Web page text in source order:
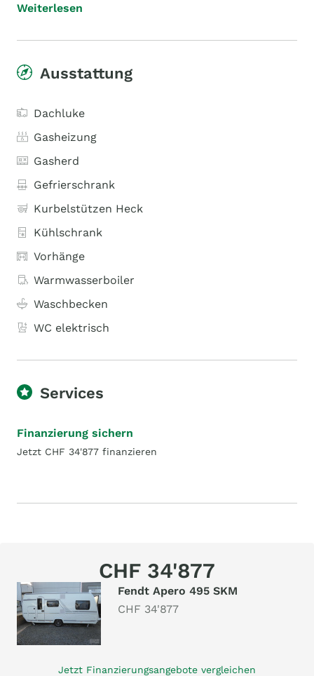
Weiterlesen
Ausstattung
Dachluke
Gasheizung
Gasherd
Gefrierschrank
Kurbelstützen Heck
Kühlschrank
Vorhänge
Warmwasserboiler
Waschbecken
WC elektrisch
Services
Finanzierung sichern
Jetzt CHF 34'877 finanzieren
CHF 34'877
Fendt Apero 495 SKM
CHF 34'877
Jetzt Finanzierungsangebote vergleichen